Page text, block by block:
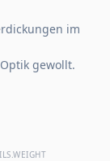
im
gewollt.